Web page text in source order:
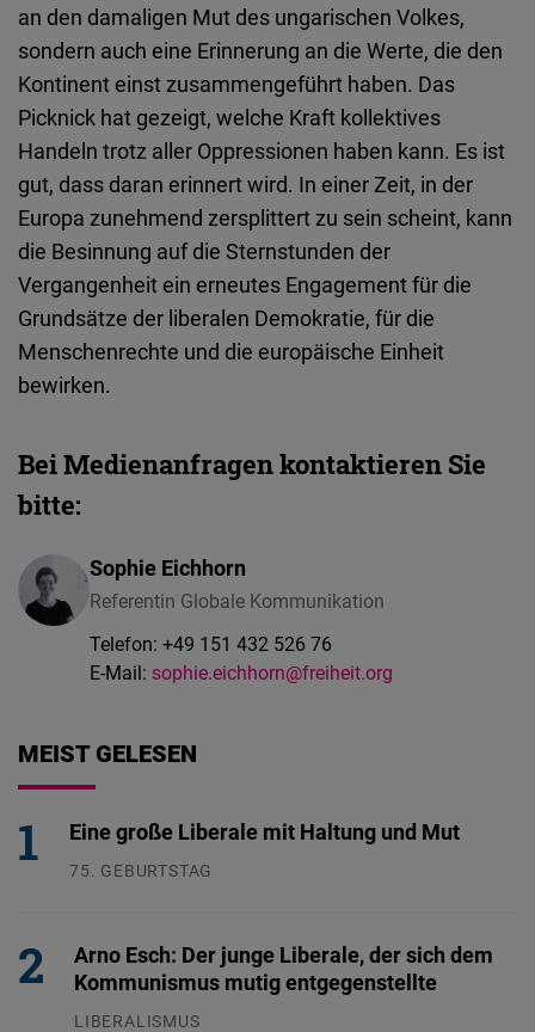
an den damaligen Mut des ungarischen Volkes,
sondern auch eine Erinnerung an die Werte, die den
Kontinent einst zusammengeführt haben. Das
Picknick hat gezeigt, welche Kraft kollektives
Handeln trotz aller Oppressionen haben kann. Es ist
gut, dass daran erinnert wird. In einer Zeit, in der
Europa zunehmend zersplittert zu sein scheint, kann
die Besinnung auf die Sternstunden der
Vergangenheit ein erneutes Engagement für die
Grundsätze der liberalen Demokratie, für die
Menschenrechte und die europäische Einheit
bewirken.
Bei Medienanfragen kontaktieren Sie
bitte:
Sophie Eichhorn
Referentin Globale Kommunikation
Telefon: +49 151 432 526 76
E-Mail: sophie.eichhorn@freiheit.org
MEIST GELESEN
Eine große Liberale mit Haltung und Mut
75. GEBURTSTAG
Arno Esch: Der junge Liberale, der sich dem
Kommunismus mutig entgegenstellte
LIBERALISMUS